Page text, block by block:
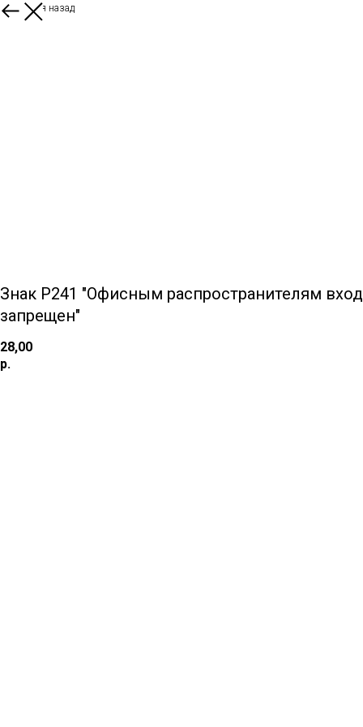
Вернуться назад
Знак P241 "Офисным распространителям вход
запрещен"
28,00
р.